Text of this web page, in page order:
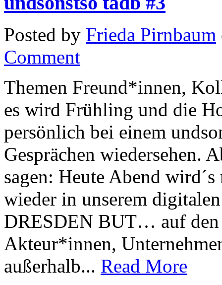
Posted by Frieda Pirnbaum
Comment
Themen Freund*innen,
es wird Frühling und die
persönlich bei einem
Gesprächen wiedersehen.
sagen: Heute Abend
wieder in unserem
DRESDEN BUT… auf den
Akteur*innen,
außerhalb... Read More